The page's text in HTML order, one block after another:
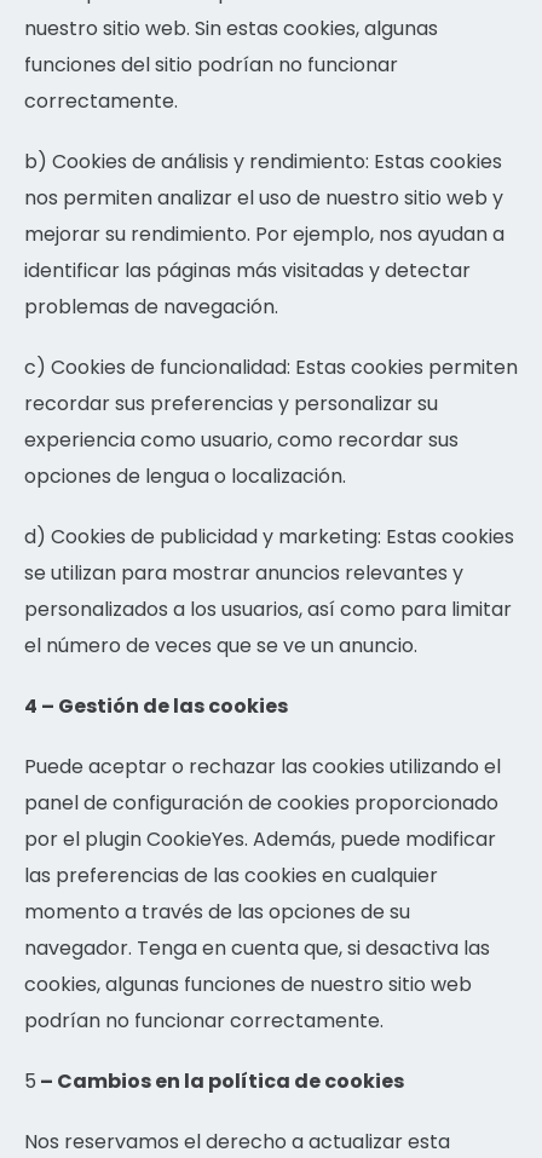
nuestro sitio web. Sin estas cookies, algunas
funciones del sitio podrían no funcionar
correctamente.
b) Cookies de análisis y rendimiento: Estas cookies
nos permiten analizar el uso de nuestro sitio web y
mejorar su rendimiento. Por ejemplo, nos ayudan a
identificar las páginas más visitadas y detectar
problemas de navegación.
c) Cookies de funcionalidad: Estas cookies permiten
recordar sus preferencias y personalizar su
experiencia como usuario, como recordar sus
opciones de lengua o localización.
d) Cookies de publicidad y marketing: Estas cookies
se utilizan para mostrar anuncios relevantes y
personalizados a los usuarios, así como para limitar
el número de veces que se ve un anuncio.
4 – Gestión de las cookies
Puede aceptar o rechazar las cookies utilizando el
panel de configuración de cookies proporcionado
por el plugin CookieYes. Además, puede modificar
las preferencias de las cookies en cualquier
momento a través de las opciones de su
navegador. Tenga en cuenta que, si desactiva las
cookies, algunas funciones de nuestro sitio web
podrían no funcionar correctamente.
5 – Cambios en la política de cookies
Nos reservamos el derecho a actualizar esta